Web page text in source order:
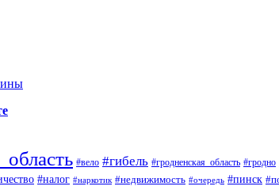
#вело #гибель #гродненская_область #гродно
#налог #наркотик #недвижимость #очередь #пинск